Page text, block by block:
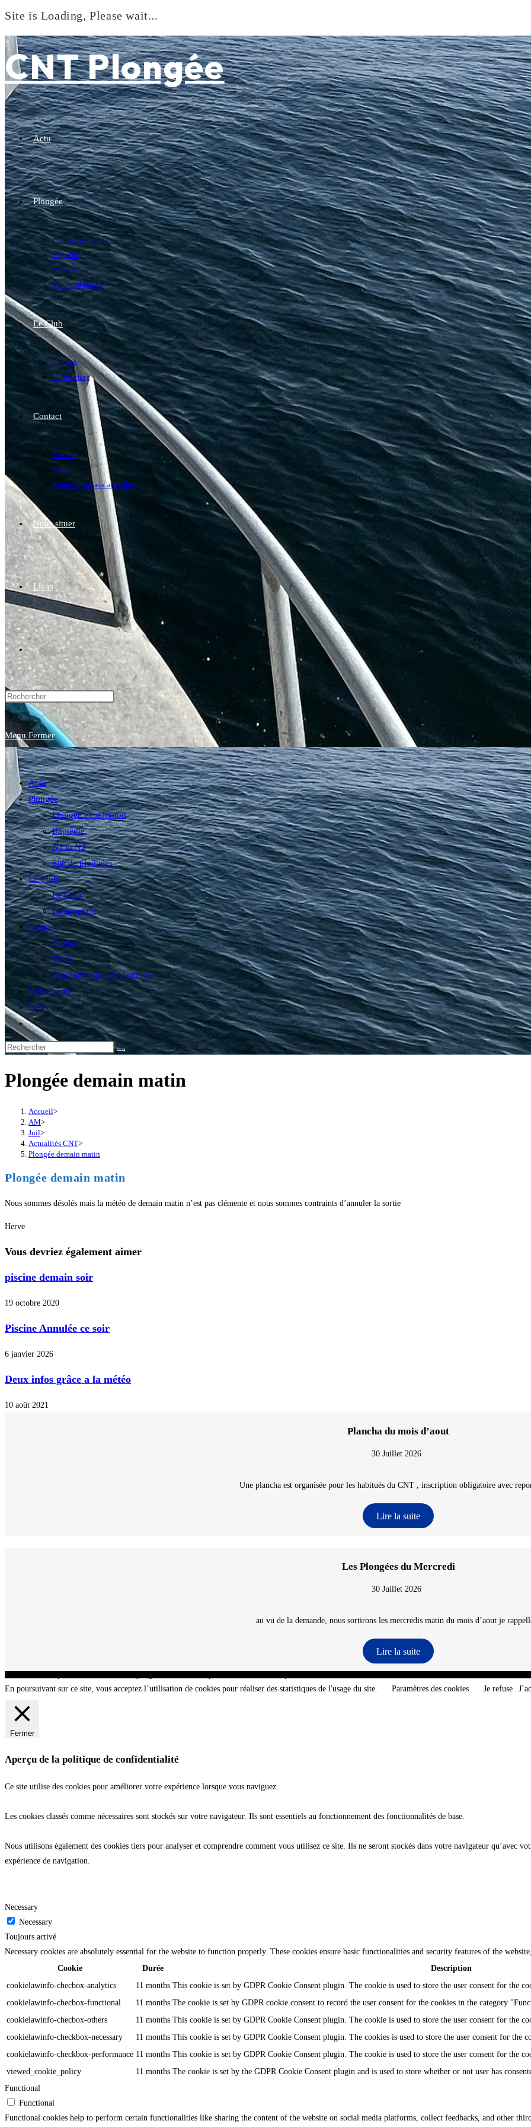
Site is Loading, Please wait...
to
content
CNT Plongée
Actu
Plongée
Plongée exploration
Baptême
N1 et N2
Site de plongées
Le Club
Le Club
La structure
Contact
Contact
Tarifs
Abonnement aux actualités
Nous situer
Liens
Toggle
website
search
Menu Fermer
Actu
Plongée
Plongée exploration
Baptême
N1 et N2
Site de plongées
Le Club
Le Club
La structure
Contact
Contact
Tarifs
Abonnement aux actualités
Nous situer
Liens
Toggle
website
search
Plongée demain matin
Accueil>
AM>
Juil>
Actualités CNT>
Plongée demain matin
Plongée demain matin
Nous sommes désolés mais la météo de demain matin n’est pas clémente et nous sommes contraints d’annuler la sortie
Herve
Vous devriez également aimer
piscine demain soir
19 octobre 2020
Piscine Annulée ce soir
6 janvier 2026
Deux infos grâce a la météo
10 août 2021
Plancha du mois d’aout
30 Juillet 2026
Une plancha est organisée pour les habitués du CNT , inscription obligatoire avec
Lire la suite
Les Plongées du Mercredi
30 Juillet 2026
au vu de la demande, nous sortirons les mercredis matin du mois d’aout je
Lire la suite
En poursuivant sur ce site, vous acceptez l’utilisation de cookies pour réaliser des statistiques de l'usage du site. Paramètres des cookies Je refuse
Fermer
Aperçu de la politique de confidentialité
Ce site utilise des cookies pour améliorer votre expérience lorsque vous naviguez.
Les cookies classés comme nécessaires sont stockés sur votre navigateur. Ils sont essentiels au fonctionnement des fonctionnalités de base.
Nous utilisons également des cookies tiers pour analyser et comprendre comment vous utilisez ce site. Ils ne seront stockés dans votre navigateur qu’avec
expérience de navigation.
Necessary
Necessary
Toujours activé
Necessary cookies are absolutely essential for the website to function properly. These cookies ensure basic functionalities and security features of the
Cookie
Durée
Description
cookielawinfo-checbox-analytics
11 months This cookie is set by GDPR Cookie Consent plugin. The cookie is used to store the user consent for the
cookielawinfo-checbox-functional
11 months The cookie is set by GDPR cookie consent to record the user consent for the cookies in the category
cookielawinfo-checbox-others
11 months This cookie is set by GDPR Cookie Consent plugin. The cookie is used to store the user consent for the
cookielawinfo-checkbox-necessary
11 months This cookie is set by GDPR Cookie Consent plugin. The cookies is used to store the user consent for the
cookielawinfo-checkbox-performance 11 months This cookie is set by GDPR Cookie Consent plugin. The cookie is used to store the user consent for the
viewed_cookie_policy
11 months The cookie is set by the GDPR Cookie Consent plugin and is used to store whether or not user has
Functional
Functional
Functional cookies help to perform certain functionalities like sharing the content of the website on social media platforms, collect feedbacks, and other